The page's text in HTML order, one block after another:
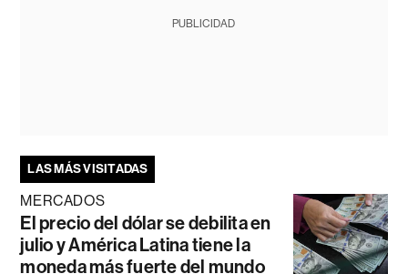
PUBLICIDAD
LAS MÁS VISITADAS
MERCADOS
El precio del dólar se debilita en
julio y América Latina tiene la
moneda más fuerte del mundo